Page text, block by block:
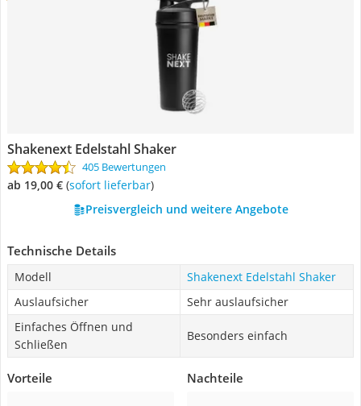
Shakenext Edelstahl Shaker
405 Bewertungen
ab 19,00 € ( Sofort lieferbar)
Preisvergleich und weitere Angebote
Technische Details
Modell
Shakenext Edelstahl Shaker
Auslaufsicher
Sehr auslaufsicher
Einfaches Öffnen und
Schließen
Besonders einfach
Vorteile Nachteile